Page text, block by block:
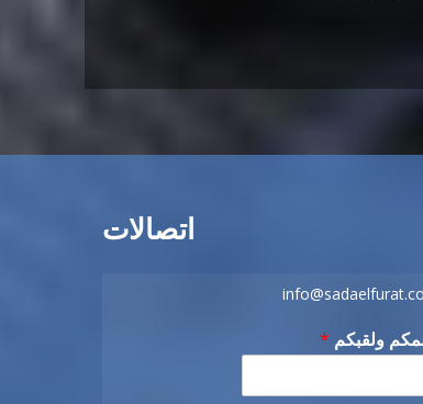
اتصالات
ولقبكم *